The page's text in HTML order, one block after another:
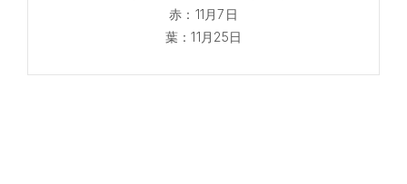
赤：11月7日
葉：11月25日